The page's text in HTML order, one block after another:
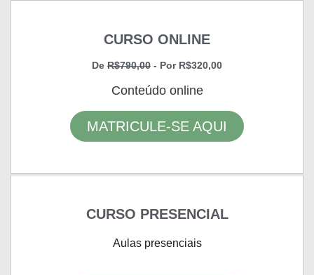
CURSO ONLINE
De R$790,00 - Por R$320,00
Conteúdo online
MATRICULE-SE AQUI
CURSO PRESENCIAL
Aulas presenciais